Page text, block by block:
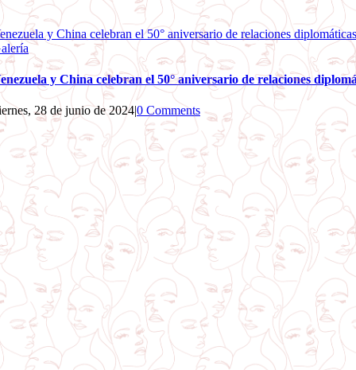
y China celebran el 50° aniversario de relaciones diplomáticas
y China celebran el 50° aniversario de relaciones
28 de junio de 2024|0 Comments